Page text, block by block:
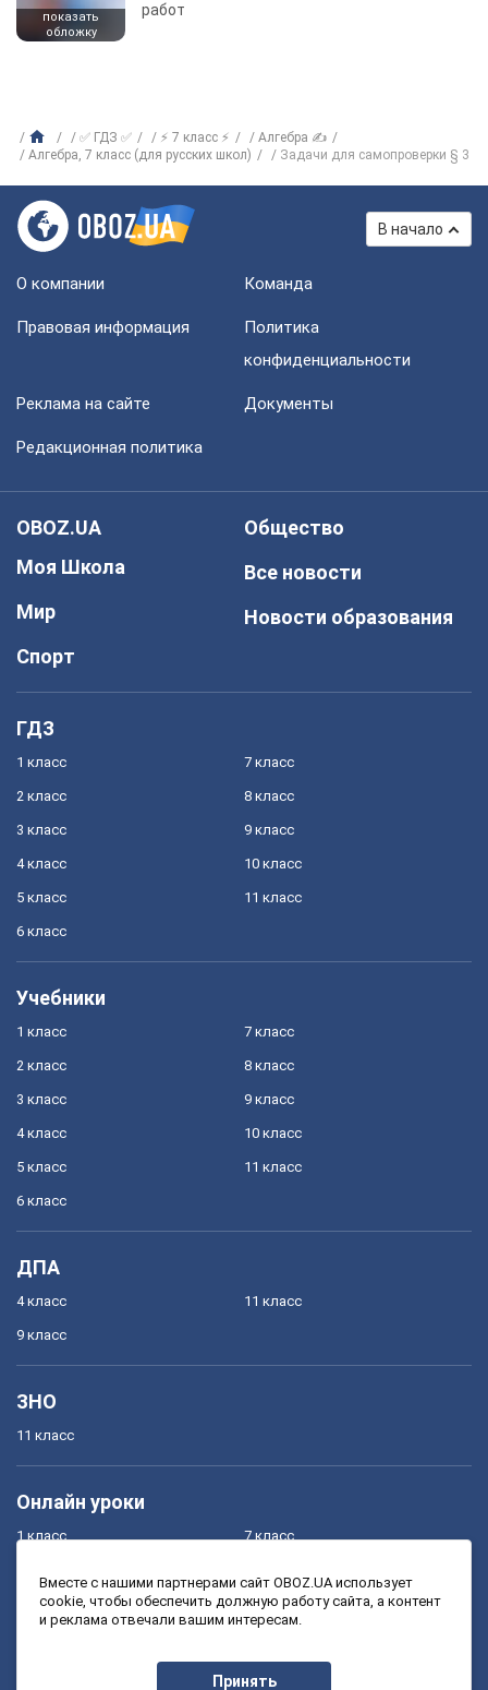
показать
обложку
работ
✅ ГДЗ ✅ ⚡ 7 класс ⚡
Алгебра ✍
Алгебра, 7 класс (для русских школ)
Задачи для самопроверки § 3
В начало
О компании Команда
Правовая информация
Политика
конфиденциальности
Реклама на сайте Документы
Редакционная политика
OBOZ.UA
Моя Школа
Мир
Спорт
Общество
Все новости
Новости образования
ГДЗ
1 класс
2 класс
3 класс
4 класс
5 класс
6 класс
7 класс
8 класс
9 класс
10 класс
11 класс
Учебники
1 класс
2 класс
3 класс
4 класс
5 класс
6 класс
7 класс
8 класс
9 класс
10 класс
11 класс
ДПА
4 класс
9 класс
11 класс
ЗНО
11 класс
Онлайн уроки
1 класс
3 класс
7 класс
9 класс
Вместе с нашими партнерами сайт OBOZ.UA использует
cookie, чтобы обеспечить должную работу сайта, а контент
и реклама отвечали вашим интересам.
Принять